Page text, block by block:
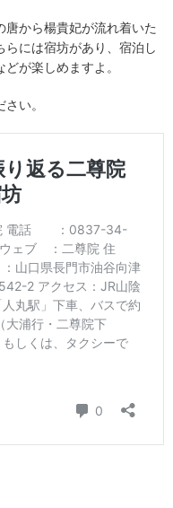
から楊貴妃が流れ着いた
らには宿坊があり、宿泊し
が楽しめますよ。
い。